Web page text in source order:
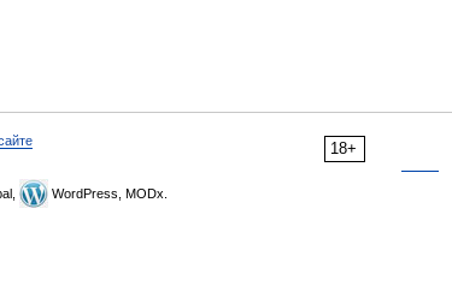
18+
WordPress, MODx.